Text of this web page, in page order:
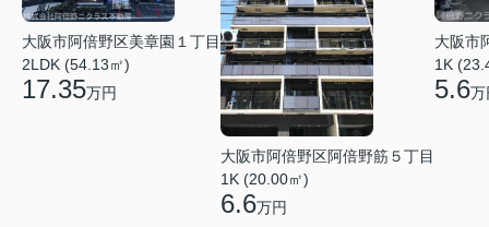
大阪市阿倍野区美章園１丁目
2LDK (54.13㎡)
17.35万円
大阪市阿倍野区阿倍野筋５丁目
1K (20.00㎡)
6.6万円
大阪市
1K
5.6万